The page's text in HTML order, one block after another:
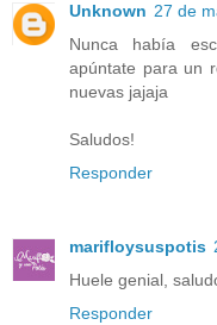
Unknown 27 de
Nunca había
apúntate para un
nuevas jajaja
Saludos!
Responder
marifloysuspotis
Huele genial,
Responder